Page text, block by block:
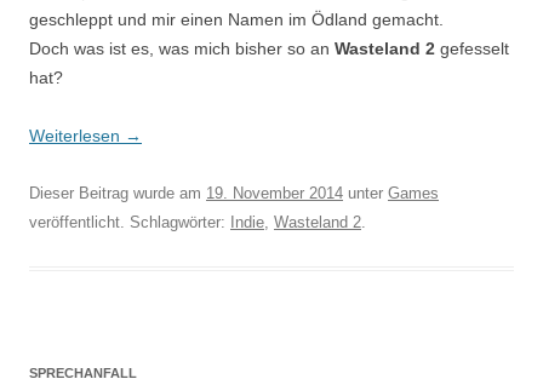
geschleppt und mir einen Namen im Ödland gemacht.
Doch was ist es, was mich bisher so an Wasteland 2 gefesselt
hat?
Weiterlesen →
Dieser Beitrag wurde am 19. November 2014 unter Games
veröffentlicht. Schlagwörter:
Indie, Wasteland 2.
SPRECHANFALL